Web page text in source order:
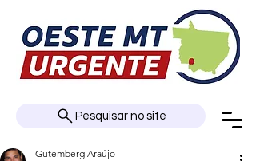
Pesquisar no site
Gutemberg Araújo